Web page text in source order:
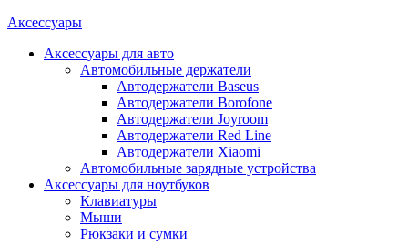
Аксессуары
Аксессуары для авто
Автомобильные держатели
Автодержатели Baseus
Автодержатели Borofone
Автодержатели Joyroom
Автодержатели Red Line
Автодержатели Xiaomi
Автомобильные зарядные устройства
Аксессуары для ноутбуков
Клавиатуры
Мыши
Рюкзаки и сумки